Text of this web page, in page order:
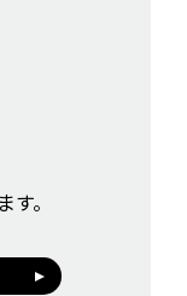
。